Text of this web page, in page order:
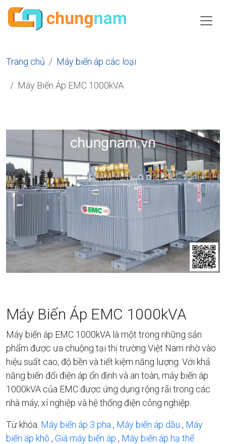
Trang chủ Máy biến áp các loại
Máy Biến Áp EMC 1000kVA
Máy Biến Áp EMC 1000kVA
Máy biến áp EMC 1000kVA là một trong những sản
phẩm được ưa chuộng tại thị trường Việt Nam nhờ vào
hiệu suất cao, độ bền và tiết kiệm năng lượng. Với khả
năng biến đổi điện áp ổn định và an toàn, máy biến áp
1000kVA của EMC được ứng dụng rộng rãi trong các
nhà máy, xí nghiệp và hệ thống điện công nghiệp.
Từ khóa: Máy biến áp 3 pha , Máy biến áp dầu , Máy
biến áp khô , Giá máy biến áp , Máy biến áp hạ thế